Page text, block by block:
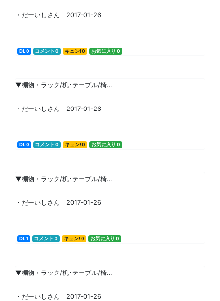
・だーいしさん 2017-01-26
DL 0 コメント 0 キュン! 0 お気に入り 0
▼棚物・ラック/机･テーブル/椅...
・だーいしさん 2017-01-26
DL 0 コメント 0 キュン! 0 お気に入り 0
▼棚物・ラック/机･テーブル/椅...
・だーいしさん 2017-01-26
DL 1 コメント 0 キュン! 0 お気に入り 0
▼棚物・ラック/机･テーブル/椅...
・だーいしさん 2017-01-26